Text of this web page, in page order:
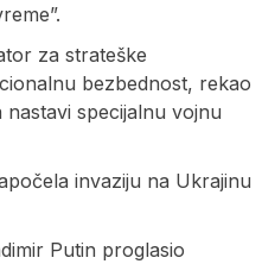
za strateške
bezbednost, rekao
specijalnu vojnu
invaziju na Ukrajinu
Putin proglasio